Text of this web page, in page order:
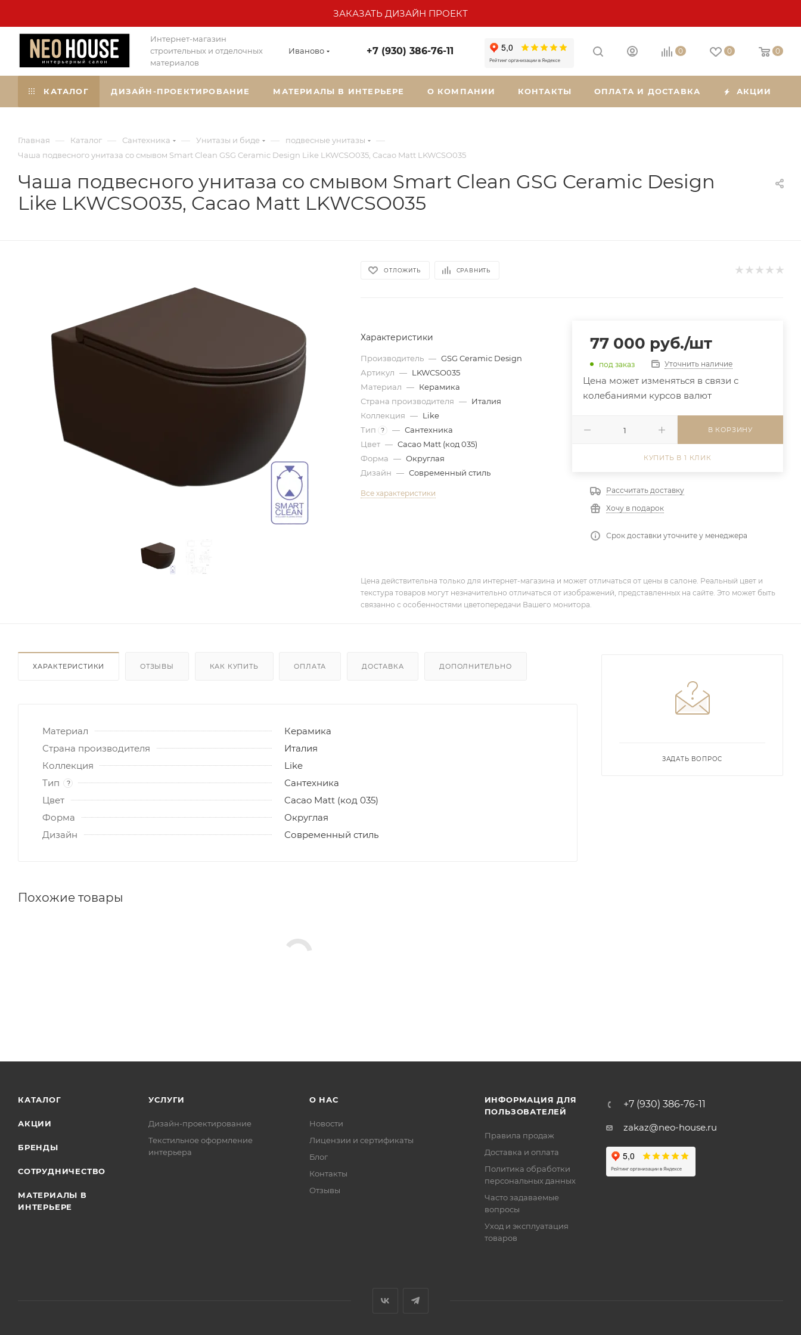
ЗАКАЗАТЬ ДИЗАЙН ПРОЕКТ
Интернет-магазин
строительных и отделочных
материалов
Иваново +7 (930) 386-76-11 0 0 0
КАТАЛОГ ДИЗАЙН-ПРОЕКТИРОВАНИЕ МАТЕРИАЛЫ В ИНТЕРЬЕРЕ О КОМПАНИИ КОНТАКТЫ ОПЛАТА И ДОСТАВКА АКЦИИ
Главная — Каталог — Сантехника — Унитазы и биде — подвесные унитазы —
Чаша подвесного унитаза со смывом Smart Clean GSG Ceramic Design Like LKWCSO035, Cacao Matt LKWCSO035
Чаша подвесного унитаза со смывом Smart Clean GSG Ceramic Design
Like LKWCSO035, Cacao Matt LKWCSO035
ОТЛОЖИТЬ СРАВНИТЬ
Характеристики
Производитель — GSG Ceramic Design
Артикул — LKWCSO035
Материал — Керамика
Страна производителя — Италия
Коллекция — Like
Тип
? — Сантехника
Цвет — Cacao Matt (код 035)
Форма — Округлая
Дизайн — Современный стиль
Все характеристики
77 000 руб./шт
под заказ Уточнить наличие
Цена может изменяться в связи с
колебаниями курсов валют
В КОРЗИНУ
КУПИТЬ В 1 КЛИК
Рассчитать доставку
Хочу в подарок
Срок доставки уточните у менеджера
Цена действительна только для интернет-магазина и может отличаться от цены в салоне. Реальный цвет и
текстура товаров могут незначительно отличаться от изображений, представленных на сайте. Это может быть
связанно с особенностями цветопередачи Вашего монитора.
ХАРАКТЕРИСТИКИ ОТЗЫВЫ КАК КУПИТЬ ОПЛАТА ДОСТАВКА ДОПОЛНИТЕЛЬНО
Материал
Керамика
Страна производителя
Италия
Коллекция
Like
Тип
?
Сантехника
Цвет
Cacao Matt (код 035)
Форма
Округлая
Дизайн
Современный стиль
Похожие товары
ЗАДАТЬ ВОПРОС
КАТАЛОГ
АКЦИИ
БРЕНДЫ
СОТРУДНИЧЕСТВО
МАТЕРИАЛЫ В
ИНТЕРЬЕРЕ
УСЛУГИ
Дизайн-проектирование
Текстильное оформление
интерьера
О НАС
Новости
Лицензии и сертификаты
Блог
Контакты
Отзывы
ИНФОРМАЦИЯ ДЛЯ
ПОЛЬЗОВАТЕЛЕЙ
Правила продаж
Доставка и оплата
Политика обработки
персональных данных
Часто задаваемые
вопросы
Уход и эксплуатация
товаров
+7 (930) 386-76-11
zakaz@neo-house.ru